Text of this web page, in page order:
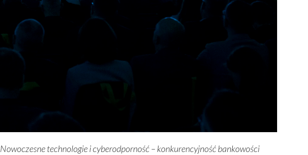
Nowoczesne technologie i cyberodporność – konkurencyjność bankowości